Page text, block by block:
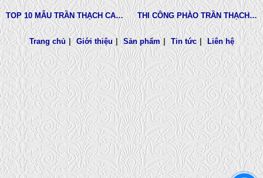
TOP 10 MẪU TRẦN THẠCH CAO CHUNG CƯ ĐẸP NHẤT THI CÔNG PHÀO TRẦN THẠCH CAO VĨNH TƯỜNG GIÁ RẺ
Trang chủ | Giới thiệu | Sản phẩm | Tin tức | Liên hệ